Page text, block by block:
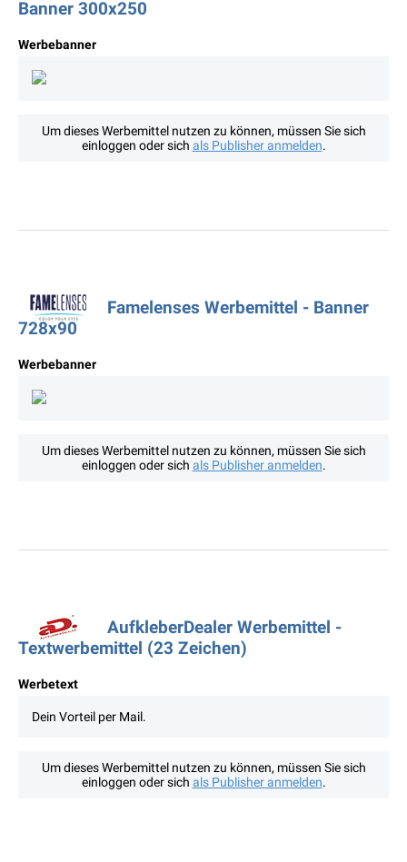
Banner 300x250
Werbebanner
Um dieses Werbemittel nutzen zu können, müssen Sie sich
einloggen oder sich als Publisher anmelden.
Famelenses Werbemittel - Banner
728x90
Werbebanner
Um dieses Werbemittel nutzen zu können, müssen Sie sich
einloggen oder sich als Publisher anmelden.
AufkleberDealer Werbemittel -
Textwerbemittel (23 Zeichen)
Werbetext
Dein Vorteil per Mail.
Um dieses Werbemittel nutzen zu können, müssen Sie sich
einloggen oder sich als Publisher anmelden.